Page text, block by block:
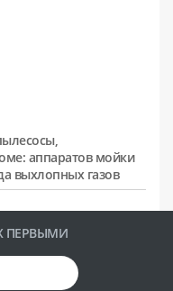
аппаратов мойки
выхлопных газов
ПЕРВЫМИ